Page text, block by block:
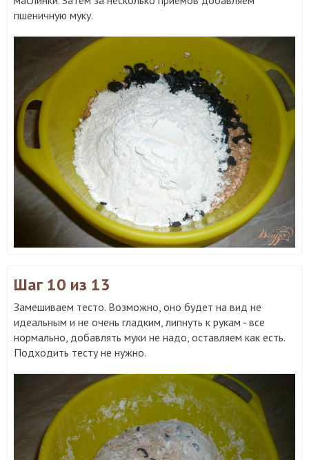
пшеничную муку.
Шаг 10 из 13
Замешиваем тесто. Возможно, оно будет на вид не
идеальным и не очень гладким, липнуть к рукам - все
нормально, добавлять муки не надо, оставляем как есть.
Подходить тесту не нужно.